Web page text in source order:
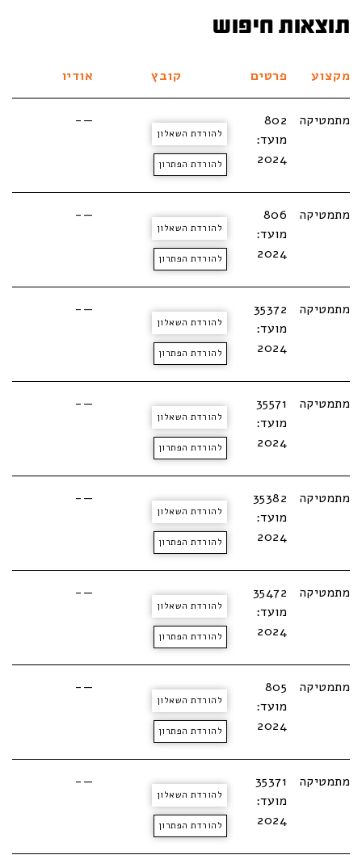
תוצאות חיפוש
מקצוע פרטים קובץ אודיו
מתמטיקה
802
מועד:
2024
להורדת השאלון
להורדת הפתרון
—-
מתמטיקה
806
מועד:
2024
להורדת השאלון
להורדת הפתרון
—-
מתמטיקה
35372
מועד:
2024
להורדת השאלון
להורדת הפתרון
—-
מתמטיקה
35571
מועד:
2024
להורדת השאלון
להורדת הפתרון
—-
מתמטיקה
35382
מועד:
2024
להורדת השאלון
להורדת הפתרון
—-
מתמטיקה
35472
מועד:
2024
להורדת השאלון
להורדת הפתרון
—-
מתמטיקה
805
מועד:
2024
להורדת השאלון
להורדת הפתרון
—-
מתמטיקה
35371
מועד:
2024
להורדת השאלון
להורדת הפתרון
—-